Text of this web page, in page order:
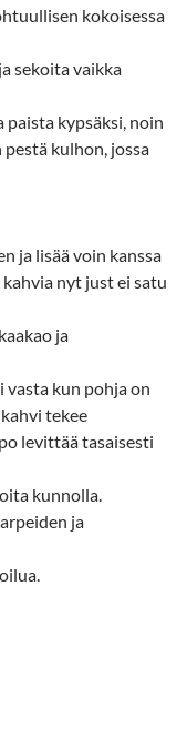
kokoisessa
sekoita vaikka
kypsäksi, noin
kulhon, jossa
ja lisää voin kanssa
nyt just ei satu
ja
kun pohja on
tekee
levittää tasaisesti
kunnolla.
ja